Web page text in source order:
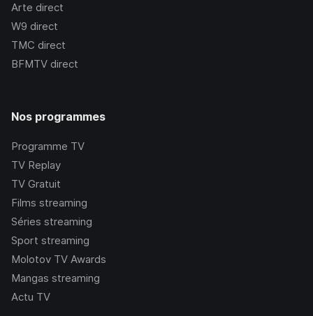
Arte direct
W9 direct
TMC direct
BFMTV direct
Nos programmes
Programme TV
TV Replay
TV Gratuit
Films streaming
Séries streaming
Sport streaming
Molotov TV Awards
Mangas streaming
Actu TV